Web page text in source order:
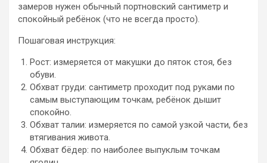
замеров нужен обычный портновский сантиметр и
спокойный ребёнок (что не всегда просто).
Пошаговая инструкция:
Рост: измеряется от макушки до пяток стоя, без
обуви.
Обхват груди: сантиметр проходит под руками по
самым выступающим точкам, ребёнок дышит
спокойно.
Обхват талии: измеряется по самой узкой части, без
втягивания живота.
Обхват бёдер: по наиболее выпуклым точкам